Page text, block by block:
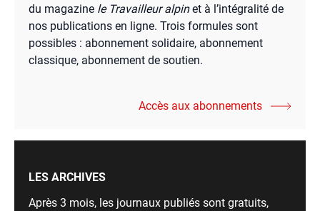
du magazine le Travailleur alpinet à l’intégralité de
nos publications en ligne. Trois formules sont
possibles : abonnement solidaire, abonnement
classique, abonnement de soutien.
Accès aux abonnements
LES ARCHIVES
Après 3 mois, les journaux publiés sont gratuits,